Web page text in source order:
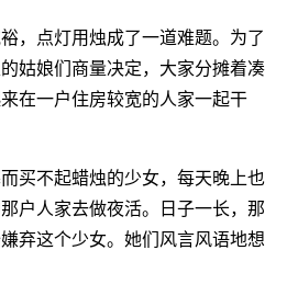
点灯用烛成了一道难题。为了
姑娘们商量决定，大家分摊着凑
在一户住房较宽的人家一起干
不起蜡烛的少女，每天晚上也
户人家去做夜活。日子一长，那
弃这个少女。她们风言风语地想